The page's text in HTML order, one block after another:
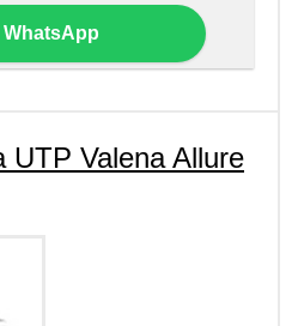
UTP Valena Allure